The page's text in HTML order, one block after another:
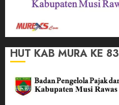
HUT KAB MURA KE 83